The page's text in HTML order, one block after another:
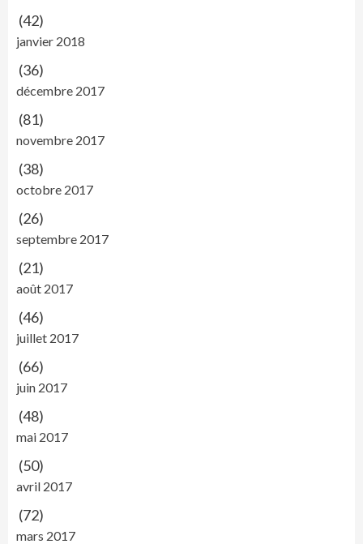
(42)
janvier 2018
(36)
décembre 2017
(81)
novembre 2017
(38)
octobre 2017
(26)
septembre 2017
(21)
août 2017
(46)
juillet 2017
(66)
juin 2017
(48)
mai 2017
(50)
avril 2017
(72)
mars 2017